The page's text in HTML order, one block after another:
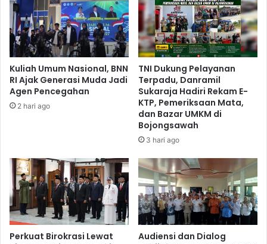
Kuliah Umum Nasional, BNN
RI Ajak Generasi Muda Jadi
Agen Pencegahan
2 hari ago
TNI Dukung Pelayanan
Terpadu, Danramil
Sukaraja Hadiri Rekam E-
KTP, Pemeriksaan Mata,
dan Bazar UMKM di
Bojongsawah
3 hari ago
Perkuat Birokrasi Lewat
Audiensi dan Dialog